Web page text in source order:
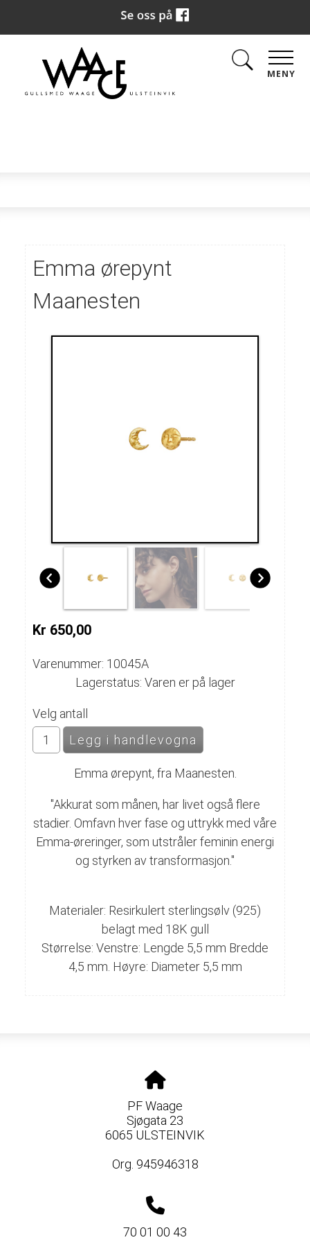
MENY
Emma ørepynt
Maanesten
Kr 650,00
Varenummer: 10045A
Lagerstatus: Varen er på lager
Velg antall
Emma ørepynt, fra Maanesten.
"Akkurat som månen, har livet også flere
stadier. Omfavn hver fase og uttrykk med våre
Emma-øreringer, som utstråler feminin energi
og styrken av transformasjon."
Materialer: Resirkulert sterlingsølv (925)
belagt med 18K gull
Størrelse: Venstre: Lengde 5,5 mm Bredde
4,5 mm. Høyre: Diameter 5,5 mm
PF Waage
Sjøgata 23
6065 ULSTEINVIK
Org. 945946318
70 01 00 43